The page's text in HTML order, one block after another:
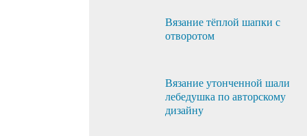
Вязание тёплой шапки с
отворотом
Вязание утонченной шали
лебедушка по авторскому
дизайну